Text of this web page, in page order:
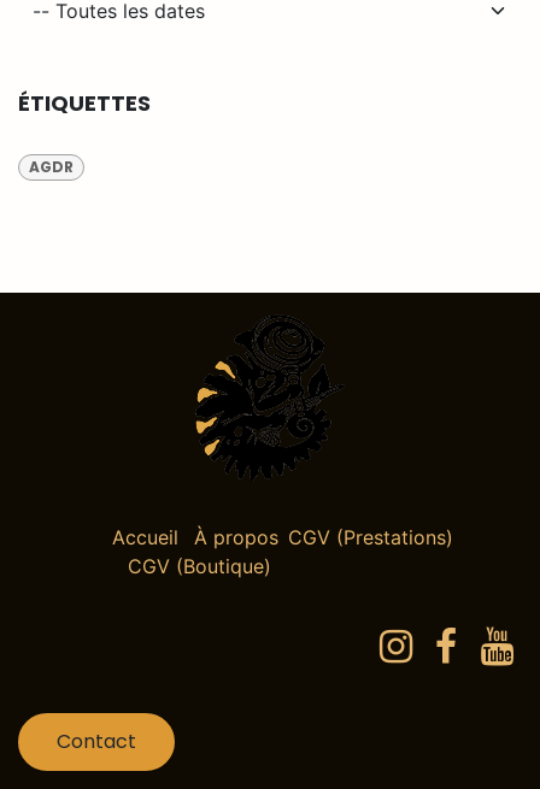
ÉTIQUETTES
AGDR
Accueil À propos CGV (Prestations)
CGV (Boutique)
Contact